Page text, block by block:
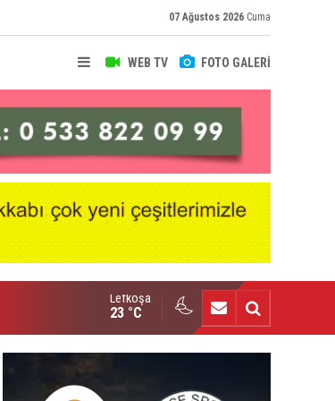
07 Ağustos 2026 Cuma
WEB TV FOTO GALERİ
Lefkoşa
23 °C